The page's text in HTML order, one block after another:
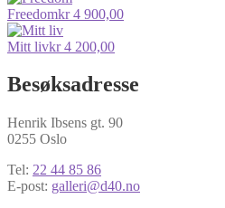
Freedomkr4 900,00
Mitt livkr4 200,00
Besøksadresse
Henrik Ibsens gt. 90
0255 Oslo
Tel: 22 44 85 86
E-post: galleri@d40.no